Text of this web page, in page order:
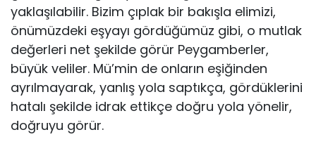
yaklaşılabilir. Bizim çıplak bir bakışla elimizi,
önümüzdeki eşyayı gördüğümüz gibi, o mutlak
değerleri net şekilde görür Peygamberler,
büyük veliler. Mü’min de onların eşiğinden
ayrılmayarak, yanlış yola saptıkça, gördüklerini
hatalı şekilde idrak ettikçe doğru yola yönelir,
doğruyu görür.